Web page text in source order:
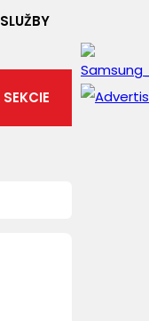
SLUŽBY
SEKCIE